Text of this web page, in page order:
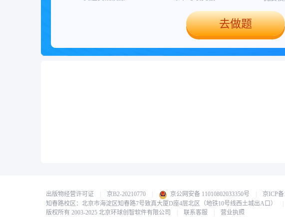
去做题
出版物经营许可证 京B2-20210770 京公网安备 11010802033350号 京ICP备
知春路校区：北京市海淀区知春路7号致真大厦D座4层北区（地铁10号线西土城出A口）
版权所有 2003-2025 北京环球创智软件有限公司
联系客服 营业执照